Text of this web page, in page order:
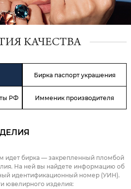
КАЧЕСТВА
Бирка паспорт украшения
РФ Имменик производителя
идет бирка — закрепленный пломбой
На ней вы найдете информацию об
идентификационный номер (УИН).
ювелирного изделия: